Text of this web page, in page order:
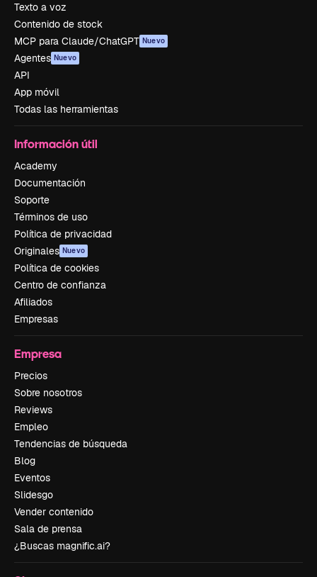
Texto a voz
Contenido de stock
MCP para Claude/ChatGPT Nuevo
Agentes Nuevo
API
App móvil
Todas las herramientas
Información útil
Academy
Documentación
Soporte
Términos de uso
Política de privacidad
Originales Nuevo
Política de cookies
Centro de confianza
Afiliados
Empresas
Empresa
Precios
Sobre nosotros
Reviews
Empleo
Tendencias de búsqueda
Blog
Eventos
Slidesgo
Vender contenido
Sala de prensa
¿Buscas magnific.ai?